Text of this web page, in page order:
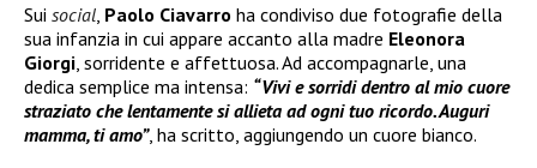
Sui social Paolo Ciavarro ha condiviso due fotografie della
sua infanzia in cui appare accanto alla madre Eleonora
Giorgi , sorridente e affettuosa. Ad accompagnarle, una
dedica semplice ma intensa: “Vivi e sorridi dentro al mio cuore
straziato che lentamente si allieta ad ogni tuo ricordo. Auguri
mamma, ti amo”, ha scritto, aggiungendo un cuore bianco.